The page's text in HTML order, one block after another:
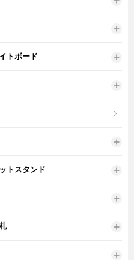
トボード
トスタンド